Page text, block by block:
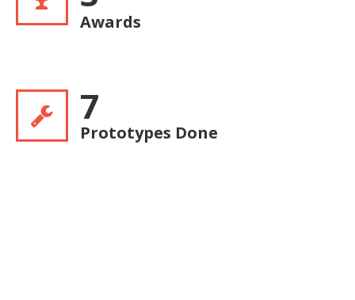
Awards
7
Prototypes Done